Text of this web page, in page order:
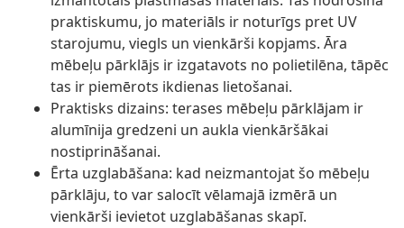
praktiskumu, jo materiāls ir noturīgs pret UV
starojumu, viegls un vienkārši kopjams. Āra
mēbeļu pārklājs ir izgatavots no polietilēna, tāpēc
tas ir piemērots ikdienas lietošanai.
Praktisks dizains: terases mēbeļu pārklājam ir
alumīnija gredzeni un aukla vienkāršākai
nostiprināšanai.
Ērta uzglabāšana: kad neizmantojat šo mēbeļu
pārklāju, to var salocīt vēlamajā izmērā un
vienkārši ievietot uzglabāšanas skapī.